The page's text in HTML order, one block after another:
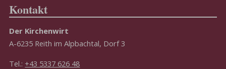
Kontakt
Der Kirchenwirt
A-6235 Reith im Alpbachtal, Dorf 3
Tel.:+43 5337 626 48